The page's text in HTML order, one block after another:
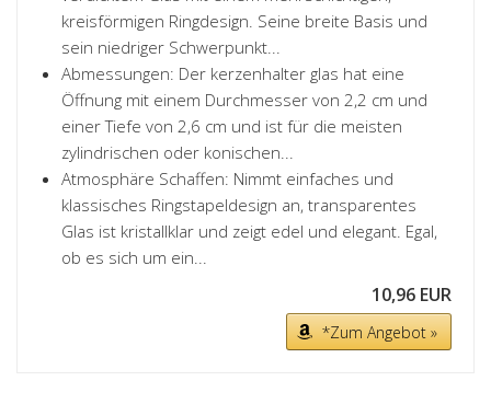
kreisförmigen Ringdesign. Seine breite Basis und
sein niedriger Schwerpunkt...
Abmessungen: Der kerzenhalter glas hat eine
Öffnung mit einem Durchmesser von 2,2 cm und
einer Tiefe von 2,6 cm und ist für die meisten
zylindrischen oder konischen...
Atmosphäre Schaffen: Nimmt einfaches und
klassisches Ringstapeldesign an, transparentes
Glas ist kristallklar und zeigt edel und elegant. Egal,
ob es sich um ein...
10,96 EUR
*Zum Angebot »